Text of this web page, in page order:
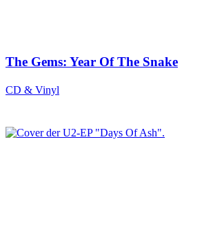
The Gems: Year Of The Snake
CD & Vinyl